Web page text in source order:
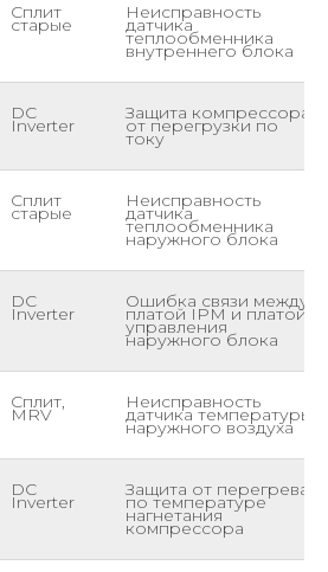
Сплит
старые
Неисправность
датчика
теплообменника
внутреннего блока
DC
Inverter
Защита компрессора
от перегрузки по
току
Сплит
старые
Неисправность
датчика
теплообменника
наружного блока
DC
Inverter
Ошибка связи между
платой IPM и платой
управления
наружного блока
Сплит,
MRV
Неисправность
датчика температуры
наружного воздуха
DC
Inverter
Защита от перегрева
по температуре
нагнетания
компрессора